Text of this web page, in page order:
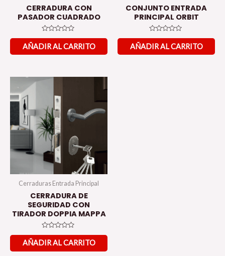
CERRADURA CON
PASADOR CUADRADO
Valorado
en
0
de
AÑADIR AL CARRITO
CONJUNTO ENTRADA
PRINCIPAL ORBIT
Valorado
en
0
de
AÑADIR AL CARRITO
Cerraduras Entrada Principal
CERRADURA DE
SEGURIDAD CON
TIRADOR DOPPIA MAPPA
Valorado
en
0
de
AÑADIR AL CARRITO